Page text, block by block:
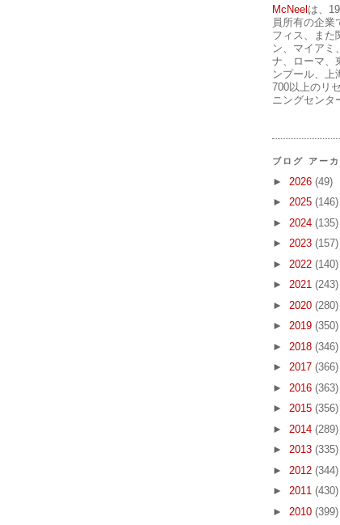
McNeelは、
員所有の企業
フィス、また
ン、マイアミ
ナ、ローマ、
ンプール、上
700以上のリ
ニングセンタ
ブログ アー
► 2026 (49)
► 2025 (146)
► 2024 (135)
► 2023 (157)
► 2022 (140)
► 2021 (243)
► 2020 (280)
► 2019 (350)
► 2018 (346)
► 2017 (366)
► 2016 (363)
► 2015 (356)
► 2014 (289)
► 2013 (335)
► 2012 (344)
► 2011 (430)
► 2010 (399)